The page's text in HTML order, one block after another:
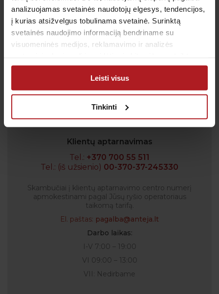
analizuojamas svetainės naudotojų elgesys, tendencijos,
į kurias atsižvelgus tobulinama svetainė. Surinktą
svetainės naudojimo informaciją bendriname su
visuomeninės medijos, reklamavimo ir analizės
arba naudojant paslaugas surinktos informacijos.
Leisti visus
Tinkinti
informacijos kaip rūpintis savo sveikata, bet ir
geriausių pasiūlymų bei akcijų.
Sutinku suprivatumo politika
Klientų aptarnavimas
Tel.: +370 700 55 511
Tel.: (iš užsienio) 00-370-37-245330
Skambučiai į klientų aptarnavimo centro numerį
apmokestinami pagal Jūsų ryšio operatoriaus
taikomą tarifą.
El. paštas: pagalba@anteja.lt
Darbo laikas:
I-V 7:00 – 19:00
VI 09:00 – 13:00
VII: Nedirbame